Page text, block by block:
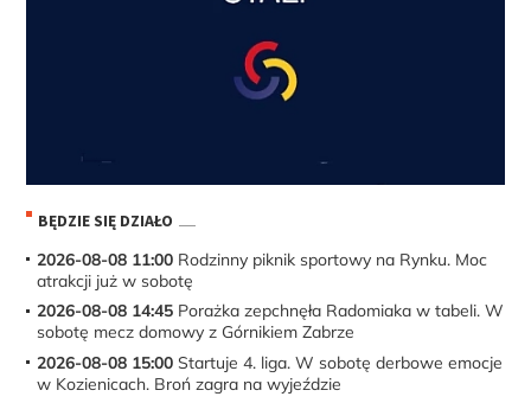
BĘDZIE SIĘ DZIAŁO
2026-08-08 11:00 Rodzinny piknik sportowy na Rynku. Moc
atrakcji już w sobotę
2026-08-08 14:45 Porażka zepchnęła Radomiaka w tabeli. W
sobotę mecz domowy z Górnikiem Zabrze
2026-08-08 15:00 Startuje 4. liga. W sobotę derbowe emocje
w Kozienicach. Broń zagra na wyjeździe